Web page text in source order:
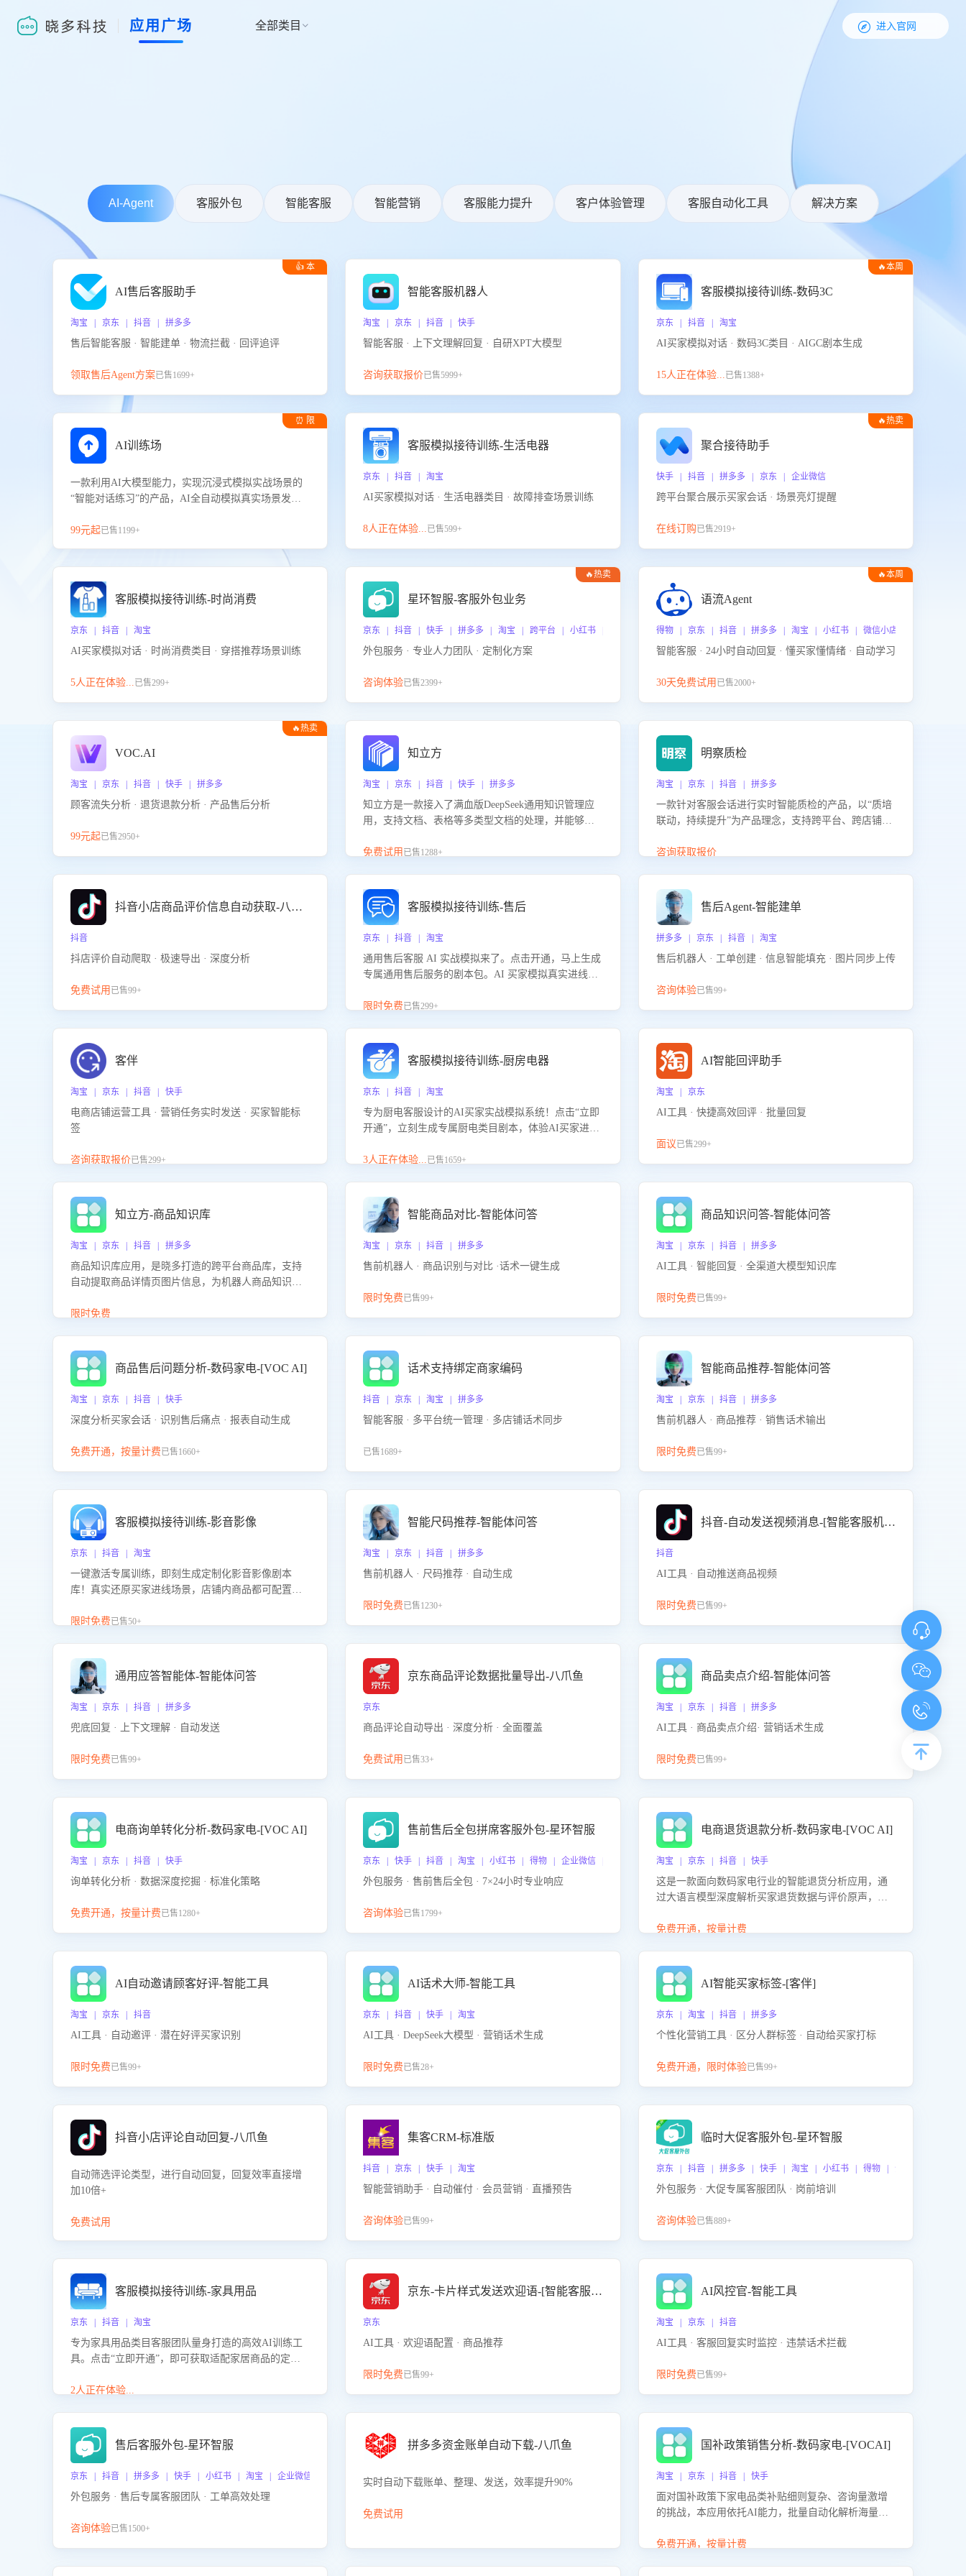
应用广场 全部类目   进入官网
AI-Agent 客服外包 智能客服 智能营销 客服能力提升 客户体验管理 客服自动化工具 解决方案
👍 本
AI售后客服助手
淘宝 | 京东 | 抖音 | 拼多多
售后智能客服 · 智能建单 · 物流拦截 · 回评追评
领取售后Agent方案已售1699+
智能客服机器人
淘宝 | 京东 | 抖音 | 快手
智能客服 · 上下文理解回复 · 自研XPT大模型
咨询获取报价已售5999+
🔥本周
客服模拟接待训练-数码3C
京东 | 抖音 | 淘宝
AI买家模拟对话 · 数码3C类目 · AIGC剧本生成
15人正在体验...已售1388+
⏰ 限
AI训练场
一款利用AI大模型能力，实现沉浸式模拟实战场景的
“智能对话练习”的产品，AI全自动模拟真实场景发生
提升客服团队的销服能力。
99元起已售1199+
客服模拟接待训练-生活电器
京东 | 抖音 | 淘宝
AI买家模拟对话 · 生活电器类目 · 故障排查场景训练
8人正在体验...已售599+
🔥热卖
聚合接待助手
快手 | 抖音 | 拼多多 | 京东 | 企业微信
跨平台聚合展示买家会话 · 场景亮灯提醒
在线订购已售2919+
客服模拟接待训练-时尚消费
京东 | 抖音 | 淘宝
AI买家模拟对话 · 时尚消费类目 · 穿搭推荐场景训练
5人正在体验...已售299+
🔥热卖
星环智服-客服外包业务
京东 | 抖音 | 快手 | 拼多多 | 淘宝 | 跨平台 | 小红书 | 得物 | 企业微信
外包服务 · 专业人力团队 · 定制化方案
咨询体验已售2399+
🔥本周
语流Agent
得物 | 京东 | 抖音 | 拼多多 | 淘宝 | 小红书 | 微信小店 | 快手 | 唯品
智能客服 · 24小时自动回复 · 懂买家懂情绪 · 自动学习
30天免费试用 已售2000+
🔥热卖
VOC.AI
淘宝 | 京东 | 抖音 | 快手 | 拼多多
顾客流失分析 · 退货退款分析 · 产品售后分析
99元起已售2950+
知立方
淘宝 | 京东 | 抖音 | 快手 | 拼多多
知立方是一款接入了满血版DeepSeek通用知识管理应
用，支持文档、表格等多类型文档的处理，并能够基
景提供强大的知识支持，帮助用户高效管理和利用知
免费试用 已售1288+
明察质检
淘宝 | 京东 | 抖音 | 拼多多
一款针对客服会话进行实时智能质检的产品，以“质培
联动，持续提升”为产品理念，支持跨平台、跨店铺的
联动，持续提升客服团队的销服能力。
咨询获取报价
抖音小店商品评价信息自动获取-八爪鱼
抖音
抖店评价自动爬取 · 极速导出 · 深度分析
免费试用 已售99+
客服模拟接待训练-售后
京东 | 抖音 | 淘宝
通用售后客服 AI 实战模拟来了。点击开通，马上生成
专属通用售后服务的剧本包。AI 买家模拟真实进线咨
咨询等售后场景的应对要点，轻松提升服务能力。
限时免费已售299+
售后Agent-智能建单
拼多多 | 京东 | 抖音 | 淘宝
售后机器人 · 工单创建 · 信息智能填充 · 图片同步上传
咨询体验已售99+
客伴
淘宝 | 京东 | 抖音 | 快手
电商店铺运营工具 · 营销任务实时发送 · 买家智能标
签
咨询获取报价已售299+
客服模拟接待训练-厨房电器
京东 | 抖音 | 淘宝
专为厨电客服设计的AI买家实战模拟系统！点击“立即
开通”，立刻生成专属厨电类目剧本，体验AI买家进线
能咨询”等真实场景应对技巧！
3人正在体验...已售1659+
AI智能回评助手
淘宝 | 京东
AI工具 · 快捷高效回评 · 批量回复
面议已售299+
知立方-商品知识库
淘宝 | 京东 | 抖音 | 拼多多
商品知识库应用，是晓多打造的跨平台商品库，支持
自动提取商品详情页图片信息，为机器人商品知识问
商品知识。
限时免费
智能商品对比-智能体问答
淘宝 | 京东 | 抖音 | 拼多多
售前机器人 · 商品识别与对比 ·话术一键生成
限时免费已售99+
商品知识问答-智能体问答
淘宝 | 京东 | 抖音 | 拼多多
AI工具 · 智能回复 · 全渠道大模型知识库
限时免费已售99+
商品售后问题分析-数码家电-[VOC AI]
淘宝 | 京东 | 抖音 | 快手
深度分析买家会话 · 识别售后痛点 · 报表自动生成
免费开通，按量计费已售1660+
话术支持绑定商家编码
抖音 | 京东 | 淘宝 | 拼多多
智能客服 · 多平台统一管理 · 多店铺话术同步
已售1689+
智能商品推荐-智能体问答
淘宝 | 京东 | 抖音 | 拼多多
售前机器人 · 商品推荐 · 销售话术输出
限时免费已售99+
客服模拟接待训练-影音影像
京东 | 抖音 | 淘宝
一键激活专属训练，即刻生成定制化影音影像剧本
库！真实还原买家进线场景，店铺内商品都可配置到
升客服售前转化率。点击 “立即开通”，快速获取影音
限时免费已售50+
智能尺码推荐-智能体问答
淘宝 | 京东 | 抖音 | 拼多多
售前机器人 · 尺码推荐 · 自动生成
限时免费已售1230+
抖音-自动发送视频消息-[智能客服机器人]
抖音
AI工具 · 自动推送商品视频
限时免费已售99+
通用应答智能体-智能体问答
淘宝 | 京东 | 抖音 | 拼多多
兜底回复 · 上下文理解 · 自动发送
限时免费已售99+
京东商品评论数据批量导出-八爪鱼
京东
商品评论自动导出 · 深度分析 · 全面覆盖
免费试用 已售33+
商品卖点介绍-智能体问答
淘宝 | 京东 | 抖音 | 拼多多
AI工具 · 商品卖点介绍· 营销话术生成
限时免费已售99+
电商询单转化分析-数码家电-[VOC AI]
淘宝 | 京东 | 抖音 | 快手
询单转化分析 · 数据深度挖掘 · 标准化策略
免费开通，按量计费已售1280+
售前售后全包拼席客服外包-星环智服
京东 | 快手 | 抖音 | 淘宝 | 小红书 | 得物 | 企业微信 | 跨平台
外包服务 · 售前售后全包 · 7×24小时专业响应
咨询体验已售1799+
电商退货退款分析-数码家电-[VOC AI]
淘宝 | 京东 | 抖音 | 快手
这是一款面向数码家电行业的智能退货分析应用，通
过大语言模型深度解析买家退货数据与评价原声，精
因，并输出可落地的改进建议，通过挖掘用户痛点驱
免费开通，按量计费
AI自动邀请顾客好评-智能工具
淘宝 | 京东 | 抖音
AI工具 · 自动邀评 · 潜在好评买家识别
限时免费已售99+
AI话术大师-智能工具
京东 | 抖音 | 快手 | 淘宝
AI工具 · DeepSeek大模型 · 营销话术生成
限时免费已售28+
AI智能买家标签-[客伴]
京东 | 淘宝 | 抖音 | 拼多多
个性化营销工具 · 区分人群标签 · 自动给买家打标
免费开通，限时体验已售99+
抖音小店评论自动回复-八爪鱼
自动筛选评论类型，进行自动回复，回复效率直接增
加10倍+
免费试用
集客CRM-标准版
抖音 | 京东 | 快手 | 淘宝
智能营销助手 · 自动催付 · 会员营销 · 直播预告
咨询体验已售99+
临时大促客服外包-星环智服
京东 | 抖音 | 拼多多 | 快手 | 淘宝 | 小红书 | 得物 | 企业微信
外包服务 · 大促专属客服团队 · 岗前培训
咨询体验已售889+
客服模拟接待训练-家具用品
京东 | 抖音 | 淘宝
专为家具用品类目客服团队量身打造的高效AI训练工
具。点击“立即开通”，即可获取适配家居商品的定制
客服在家具用品功能、尺寸参数咨询等高频场景下的
2人正在体验...
京东-卡片样式发送欢迎语-[智能客服机器人]
京东
AI工具 · 欢迎语配置 · 商品推荐
限时免费已售99+
AI风控官-智能工具
淘宝 | 京东 | 抖音
AI工具 · 客服回复实时监控 · 违禁话术拦截
限时免费已售99+
售后客服外包-星环智服
京东 | 抖音 | 拼多多 | 快手 | 小红书 | 淘宝 | 企业微信
外包服务 · 售后专属客服团队 · 工单高效处理
咨询体验已售1500+
拼多多资金账单自动下载-八爪鱼
实时自动下载账单、整理、发送，效率提升90%
免费试用
国补政策销售分析-数码家电-[VOCAI]
淘宝 | 京东 | 抖音 | 快手
面对国补政策下家电品类补贴细则复杂、咨询量激增
的挑战，本应用依托AI能力，批量自动化解析海量客
政策的关注焦点与购买意向，深度洞察决策动因。同
免费开通，按量计费